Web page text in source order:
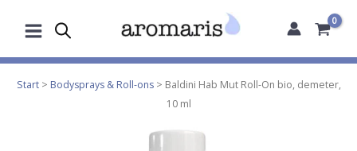
Inhalt
Start> Bodysprays & Roll-ons> Baldini Hab Mut Roll-On bio, demeter,
10 ml